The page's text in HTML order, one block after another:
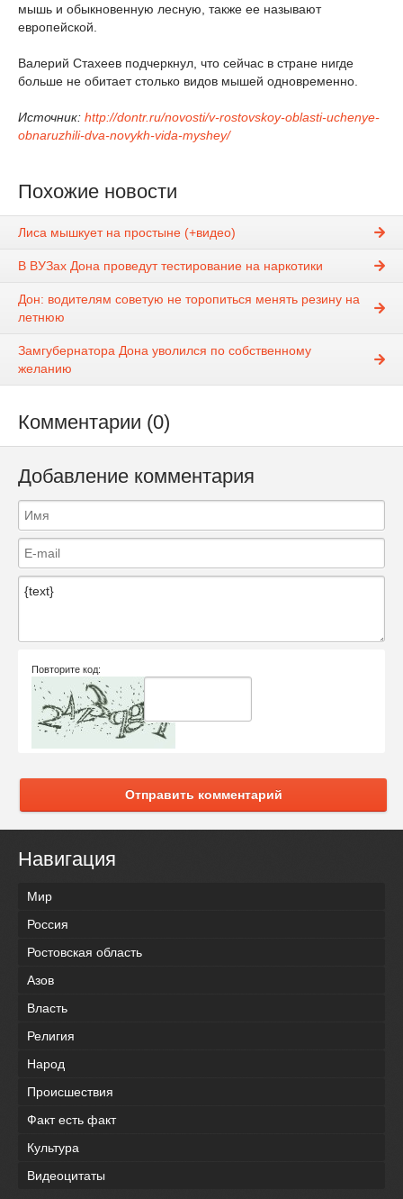
мышь и обыкновенную лесную, также ее называют
европейской.
Валерий Стахеев подчеркнул, что сейчас в стране нигде
больше не обитает столько видов мышей одновременно.
Источник: http://dontr.ru/novosti/v-rostovskoy-oblasti-uchenye-
obnaruzhili-dva-novykh-vida-myshey/
Похожие новости
Лиса мышкует на простыне (+видео)
В ВУЗах Дона проведут тестирование на наркотики
Дон: водителям советую не торопиться менять резину на
летнюю
Замгубернатора Дона уволился по собственному
желанию
Комментарии (0)
Добавление комментария
Повторите код:
Отправить комментарий
Навигация
Мир
Россия
Ростовская область
Азов
Власть
Религия
Народ
Происшествия
Факт есть факт
Культура
Видеоцитаты